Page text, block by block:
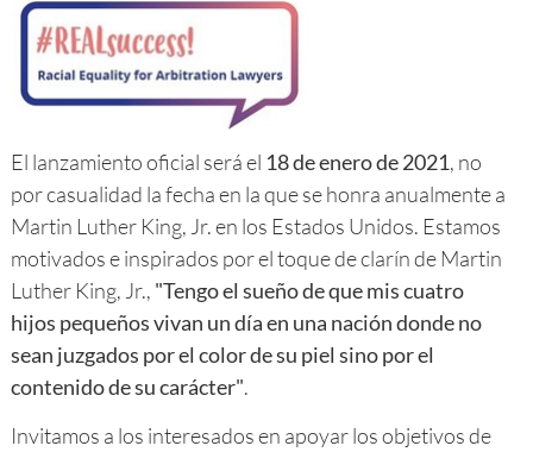
El lanzamiento oficial será el 18 de enero de 2021, no
por casualidad la fecha en la que se honra anualmente a
Martin Luther King, Jr. en los Estados Unidos. Estamos
motivados e inspirados por el toque de clarín de Martin
Luther King, Jr., "Tengo el sueño de que mis cuatro
hijos pequeños vivan un día en una nación donde no
sean juzgados por el color de su piel sino por el
contenido de su carácter".
Invitamos a los interesados en apoyar los objetivos de